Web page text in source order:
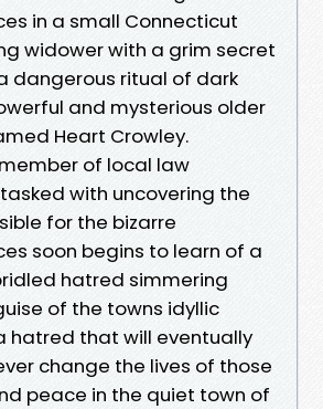
in a small Connecticut
widower with a grim secret
dangerous ritual of dark
and mysterious older
Heart Crowley.
of local law
with uncovering the
for the bizarre
soon begins to learn of a
hatred simmering
of the towns idyllic
hatred that will eventually
change the lives of those
peace in the quiet town of